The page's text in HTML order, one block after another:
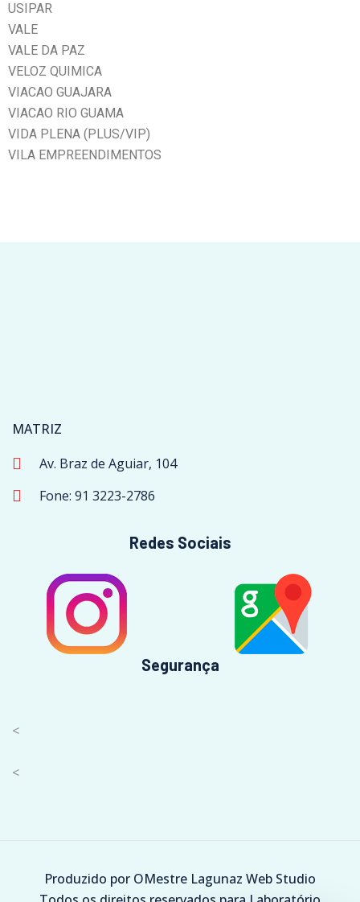
USIPAR
VALE
VALE DA PAZ
VELOZ QUIMICA
VIACAO GUAJARA
VIACAO RIO GUAMA
VIDA PLENA (PLUS/VIP)
VILA EMPREENDIMENTOS
MATRIZ
Av. Braz de Aguiar, 104
Fone: 91 3223-2786
Redes Sociais
Segurança
<
<
Produzido por OMestre Lagunaz Web Studio